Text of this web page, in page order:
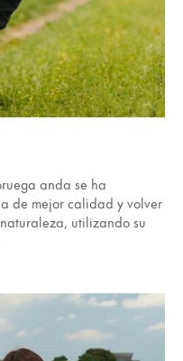
anda se ha
de mejor calidad y volver
utilizando su